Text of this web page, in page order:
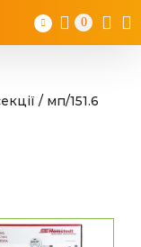
0
/ мп/151.6